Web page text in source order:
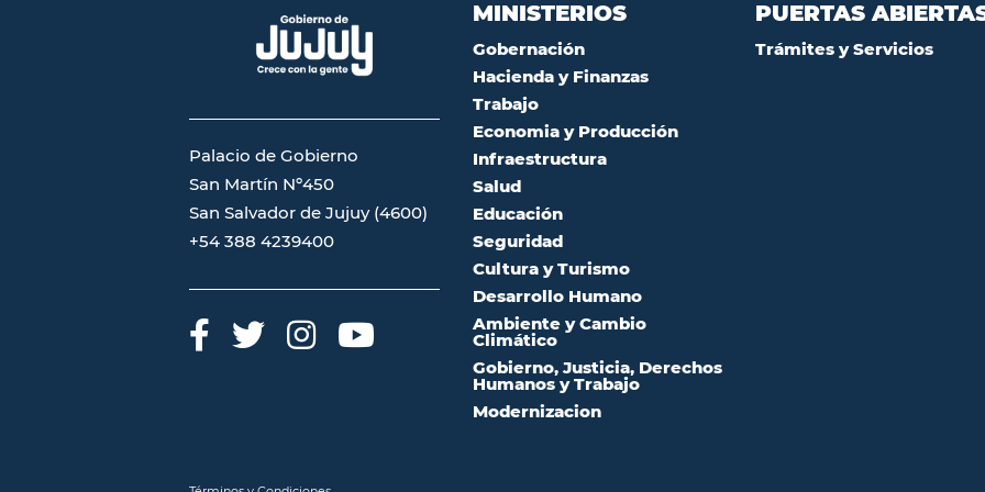
Palacio de Gobierno
San Martín Nº450
San Salvador de Jujuy (4600)
+54 388 4239400
MINISTERIOS
Gobernación
Hacienda y Finanzas
Trabajo
Economia y Producción
Infraestructura
Salud
Educación
Seguridad
Cultura y Turismo
Desarrollo Humano
Ambiente y Cambio
Climático
Gobierno, Justicia, Derechos
Humanos y Trabajo
Modernizacion
PUERTAS
Trámites y Servicios